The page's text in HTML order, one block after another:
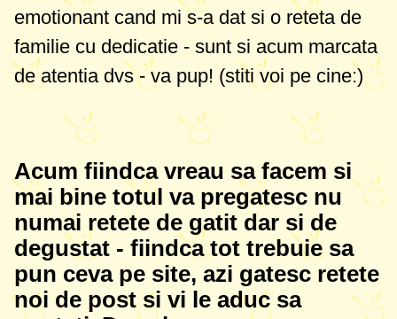
emotionant cand mi s-a dat si o reteta de
familie cu dedicatie - sunt si acum marcata
de atentia dvs - va pup! (stiti voi pe cine:)
Acum fiindca vreau sa facem si
mai bine totul va pregatesc nu
numai retete de gatit dar si de
degustat - fiindca tot trebuie sa
pun ceva pe site, azi gatesc retete
noi de post si vi le aduc sa